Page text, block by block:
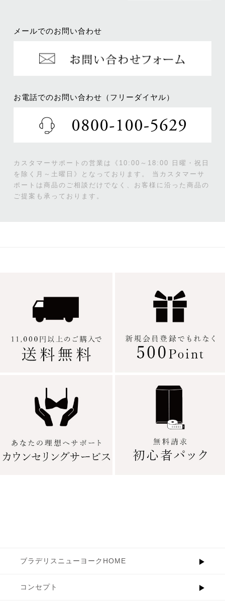
メールでのお問い合わせ
お電話でのお問い合わせ（フリーダイヤル）
カスタマーサポートの営業は《10:00～18:00 日曜・祝日
を除く月～土曜日》となっております。
当カスタマーサ
ポートは商品のご相談だけでなく、お客様に沿った商品の
ご提案も承っております。
ブラデリスニューヨークHOME
コンセプト